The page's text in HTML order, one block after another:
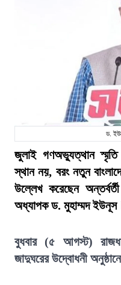
ড.
জুলাই গণঅভ্যুত্থান স্মৃতি
স্থান নয়, বরং নতুন
উল্লেখ করেছেন
অধ্যাপক ড. মুহাম্মদ
বুধবার (৫ আগস্ট)
জাদুঘরের উদ্বোধনী